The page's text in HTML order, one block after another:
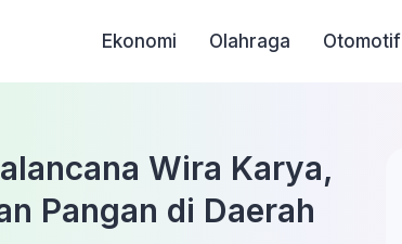
Ekonomi Olahraga Otomotif
Wira Karya,
Pangan di Daerah